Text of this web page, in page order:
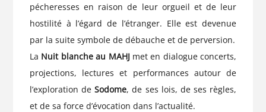
pécheresses en raison de leur orgueil et de leur
hostilité à l’égard de l’étranger. Elle est devenue
par la suite symbole de débauche et de perversion.
La Nuit blanche au MAHJ met en dialogue concerts,
projections, lectures et performances autour de
l’exploration deSodome, de ses lois, de ses règles,
et de sa force d’évocation dans l’actualité.